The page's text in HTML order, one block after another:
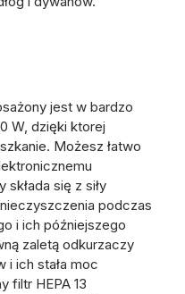
jest w bardzo
W, dzięki ktorej
Możesz łatwo
się z siły
podczas
i ich późniejszego
zaletą odkurzaczy
i ich stała moc
filtr HEPA 13